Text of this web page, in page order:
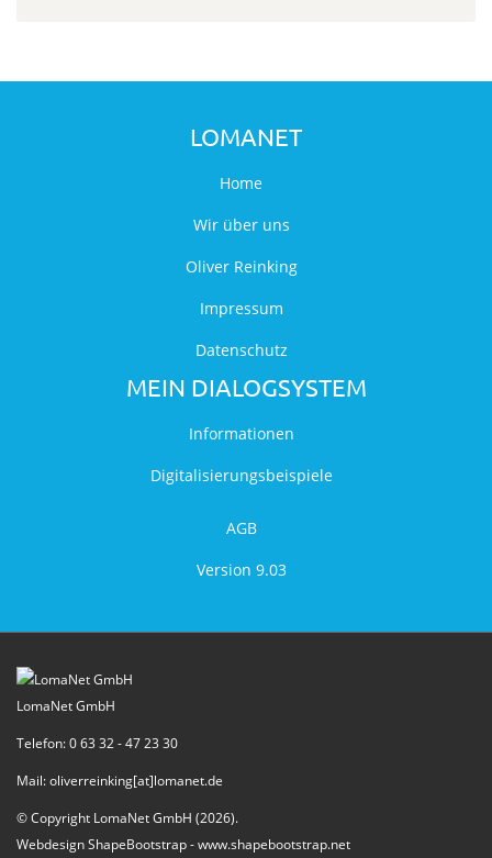
LOMANET
Home
Wir über uns
Oliver Reinking
Impressum
Datenschutz
MEIN DIALOGSYSTEM
Informationen
Digitalisierungsbeispiele
AGB
Version 9.03
LomaNet GmbH
Telefon: 0 63 32 - 47 23 30
Mail: oliverreinking[at]lomanet.de
© Copyright LomaNet GmbH (2026).
Webdesign ShapeBootstrap -www.shapebootstrap.net